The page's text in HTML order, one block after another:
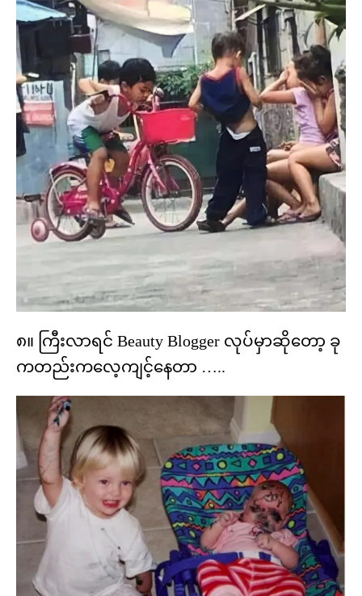
၈။ ကြီးလာရင် Beauty Blogger လုပ်မှာဆိုတော့ ခု
ကတည်းကလေ့ကျင့်နေတာ …..